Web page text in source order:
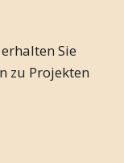
Sie
zu Projekten